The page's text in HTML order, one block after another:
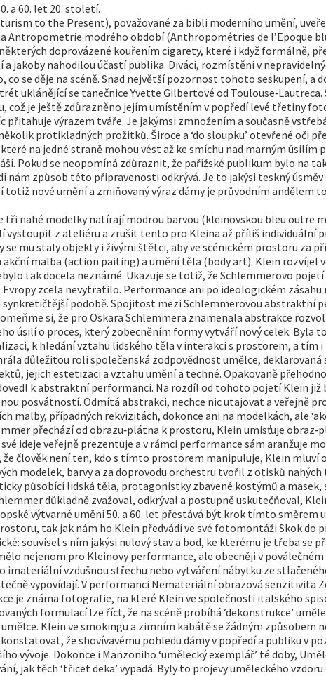
a 60. let 20. století.
to the Present), považované za bibli moderního umění,
Antropometrie modrého období (Anthropométries de l’Epoque
doprovázené kouřením cigarety, které i když formálně,
jakoby nahodilou účastí publika. Diváci, rozmístěni v
se děje na scéně. Snad největší pozornost tohoto seskupení, a
uklánějící se tanečnice Yvette Gilbertové od
což je ještě zdůrazněno jejím umístěním v popředí levé třetiny
výrazem tváře. Je jakýmsi zmnožením a současně
protikladných prožitků. Široce a ‘do sloupku’ otevřené oči
na jedné straně mohou vést až ke smíchu nad marným úsilím
Pokud se neopomíná zdůraznit, že pařížské publikum bylo na
nám způsob této připravenosti odkrývá. Je to jakýsi teskný
nové umění a zmiňovaný výraz dámy je průvodním andělem
tři nahé modelky natírají modrou barvou (kleinovskou bleu outre
z ateliéru a zrušit tento pro Kleina až příliš individuální
mu staly objekty i živými štětci, aby ve scénickém prostoru za
malba (action paiting) a umění těla (body art). Klein rozvíjel
tak docela neznámé. Ukazuje se totiž, že Schlemmerovo
zcela nevytratilo. Performance ani po ideologickém zásahu
podobě. Spojitost mezi Schlemmerovou abstraktní
si, že pro Oskara Schlemmera znamenala abstrakce
úsilí o proces, který zobecněním formy vytváří nový celek. Byla
k hledání vztahu lidského těla v interakci s prostorem, a tím i
důležitou roli společenská zodpovědnost umělce,
jejich estetizaci a vztahu umění a techné. Opakovaně
k abstraktní performanci. Na rozdíl od tohoto pojetí Klein již
posvátností. Odmítá abstrakci, nechce nic utajovat a veřejně
případných rekvizitách, dokonce ani na modelkách, ale
přechází od obrazu‑plátna k prostoru, Klein umisťuje
ideje veřejně prezentuje a v rámci performance sám aranžuje
člověk není ten, kdo s tímto prostorem manipuluje, Klein
modelek, barvy a za doprovodu orchestru tvořil z otisků
působící lidská těla, protagonistky zbavené kostýmů a masek,
důkladně zvažoval, odkrýval a postupně uskutečňoval,
výtvarné umění 50. a 60. let přestává být krok tímto směrem
tak jak nám ho Klein předvádí ve své fotomontáži Skok do
souvisel s ním jakýsi nulový stav a bod, ke kterému je třeba se
nejenom pro Kleinovy performance, ale obecněji v
vzdušnou střechu nebo vytváření nábytku ze
vypovídají. V performanci Nemateriální obrazová senzitivita
je známa fotografie, na které Klein ve společnosti italského
formulací lze říct, že na scéně probíhá ‘dekonstrukce’
Klein ve smokingu a zimním kabátě se žádným způsobem
že shovívavému pohledu dámy v popředí a publiku v
vývoje. Dokonce i Manzoniho ‘umělecký exemplář’ té doby,
jak těch ‘třicet deka’ vypadá. Byly to projevy uměleckého